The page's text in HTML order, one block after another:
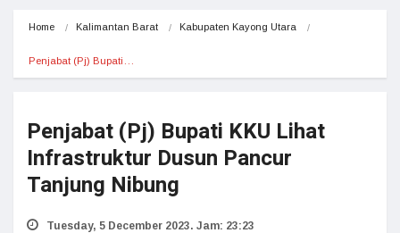
Home Kalimantan Barat Kabupaten Kayong Utara
Penjabat (Pj) Bupati…
Penjabat (Pj) Bupati KKU Lihat
Infrastruktur Dusun Pancur
Tanjung Nibung
Tuesday, 5 December 2023. Jam: 23:23